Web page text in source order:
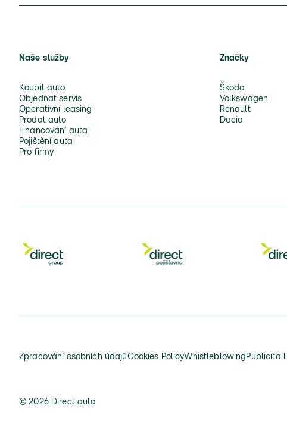
Naše služby
Koupit auto
Objednat servis
Operativní leasing
Prodat auto
Financování auta
Pojištění auta
Pro firmy
Značky
Škoda
Volkswagen
Renault
Dacia
Zpracování osobních údajůCookies PolicyWhistleblowing Publicita
© 2026 Direct auto